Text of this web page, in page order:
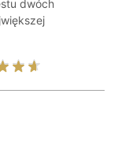
dwóch